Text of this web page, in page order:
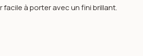
à porter avec un fini brillant.